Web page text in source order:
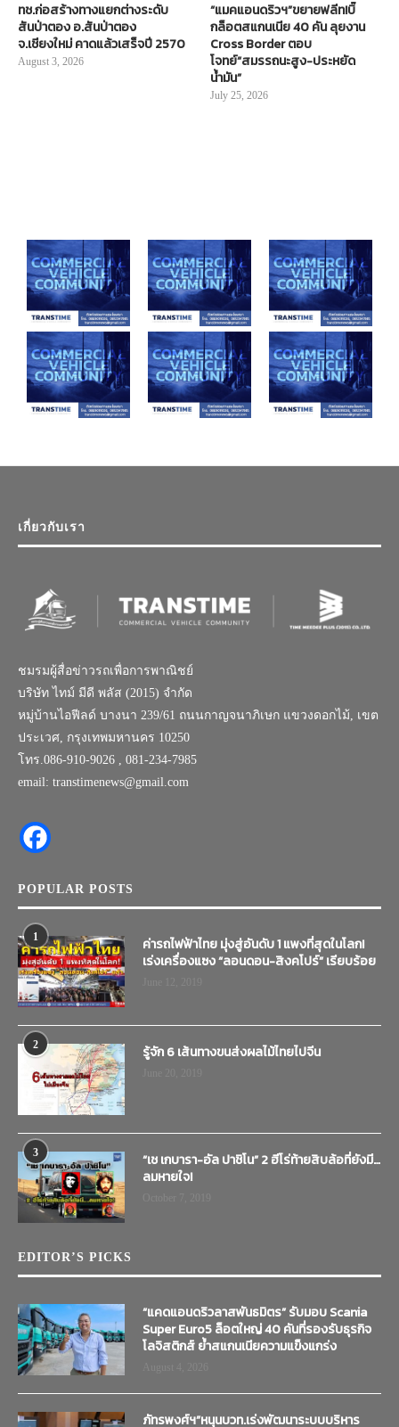
ทช.ก่อสร้างทางแยกต่างระดับ
สันป่าตอง อ.สันป่าตอง
จ.เชียงใหม่ คาดแล้วเสร็จปี 2570
August 3, 2026
“แมคแอนดริวฯ”ขยายฟลีท!บิ๊
กล็อตสแกนเนีย 40 คัน ลุยงาน
Cross Border ตอบ
โจทย์“สมรรถนะสูง-ประหยัด
น้ำมัน”
July 25, 2026
เกี่ยวกับเรา
ชมรมผู้สื่อข่าวรถเพื่อการพาณิชย์
บริษัท ไทม์ มีดี พลัส (2015) จำกัด
หมู่บ้านไอฟีลด์ บางนา 239/61 ถนนกาญจนาภิเษก แขวงดอกไม้, เขต
ประเวศ, กรุงเทพมหานคร 10250
โทร.086-910-9026 , 081-234-7985
email: transtimenews@gmail.com
POPULAR POSTS
1
ค่ารถไฟฟ้าไทย มุ่งสู่อันดับ 1 แพงที่สุดในโลก!
เร่งเครื่องแซง “ลอนดอน-สิงคโปร์” เรียบร้อย
2 รู้จัก 6 เส้นทางขนส่งผลไม้ไทยไปจีน
3
“เช เกบารา-อัล ปาชิโน” 2 ฮีโร่ท้ายสิบล้อที่ยังมี…
ลมหายใจ!
EDITOR’S PICKS
“แคดแอนดริวลาสพันธมิตร” รับมอบ Scania
Super Euro5 ล็อตใหญ่ 40 คันที่รองรับธุรกิจ
โลจิสติกส์ ย้ำสแกนเนียความแข็งแกร่ง
ภัทรพงศ์ฯ”หนุนบวท.เร่งพัฒนาระบบบริหาร